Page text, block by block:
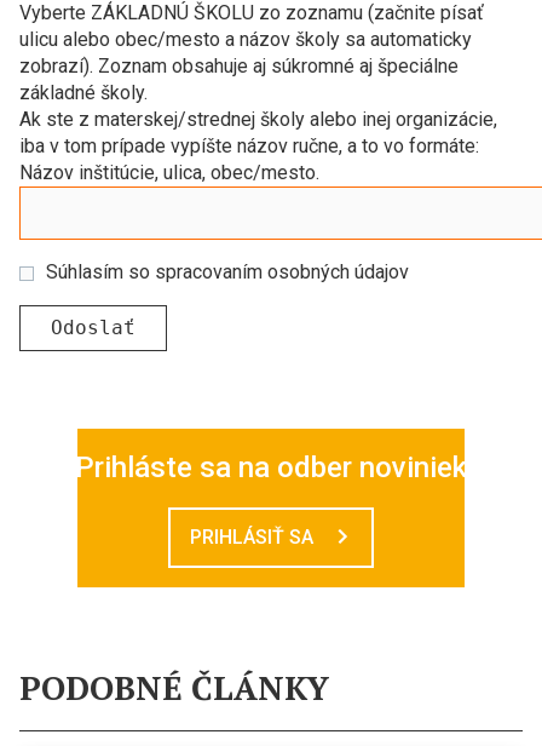
Vyberte ZÁKLADNÚ ŠKOLU zo zoznamu (začnite písať
ulicu alebo obec/mesto a názov školy sa automaticky
zobrazí). Zoznam obsahuje aj súkromné aj špeciálne
základné školy.
Ak ste z materskej/strednej školy alebo inej organizácie,
iba v tom prípade vypíšte názov ručne, a to vo formáte:
Názov inštitúcie, ulica, obec/mesto.
Súhlasím so spracovaním osobných údajov
Prihláste sa na odber noviniek
PRIHLÁSIŤ SA
PODOBNÉ ČLÁNKY